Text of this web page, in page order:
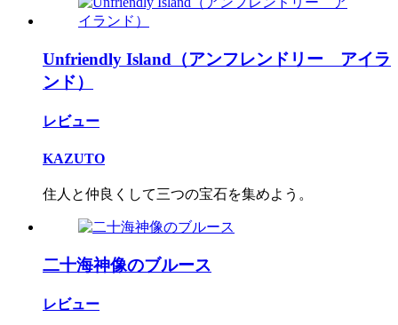
Unfriendly Island（アンフレンドリー アイラ
ンド）
レビュー
KAZUTO
住人と仲良くして三つの宝石を集めよう。
二十海神像のブルース
レビュー